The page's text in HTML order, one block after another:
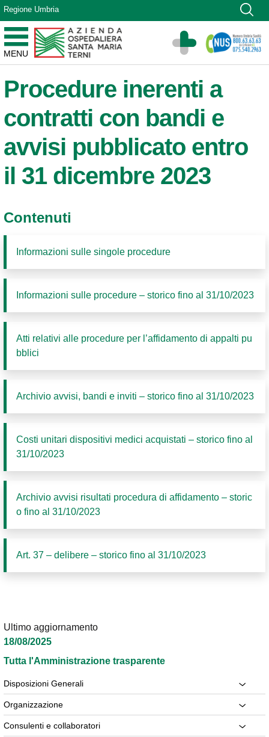
Vai ai contenuti
Vai al menu di navigazione
Vai al footer
Regione Umbria
MENU
Azienda Ospedaliera Santa Maria di Terni
Sito Istituzionale
Procedure inerenti a
contratti con bandi e
avvisi pubblicato entro
il 31 dicembre 2023
Contenuti
Informazioni sulle singole procedure
Informazioni sulle procedure – storico fino al 31/10/2023
Atti relativi alle procedure per l’affidamento di appalti pu
bblici
Archivio avvisi, bandi e inviti – storico fino al 31/10/2023
Costi unitari dispositivi medici acquistati – storico fino al
31/10/2023
Archivio avvisi risultati procedura di affidamento – storic
o fino al 31/10/2023
Art. 37 – delibere – storico fino al 31/10/2023
Ultimo aggiornamento
18/08/2025
Tutta l'Amministrazione trasparente
Disposizioni Generali
Organizzazione
Consulenti e collaboratori